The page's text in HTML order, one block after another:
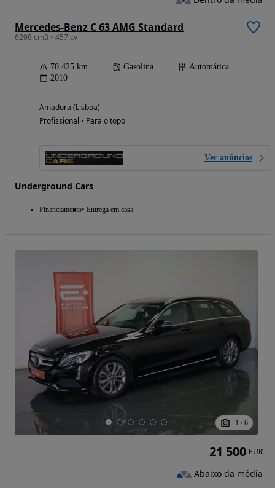
Mercedes-Benz C 63 AMG Standard
6208 cm3 • 457 cv
70 425 km Gasolina
Automática
2010
Amadora (Lisboa)
Profissional • Para o topo
Ver anúncios
Underground Cars
Financiamento Entrega em casa
1 / 6
21 500 EUR
Abaixo da média